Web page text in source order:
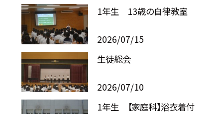
1年生 13歳の自律教室
2026/07/15
生徒総会
2026/07/10
1年生 【家庭科】浴衣着付